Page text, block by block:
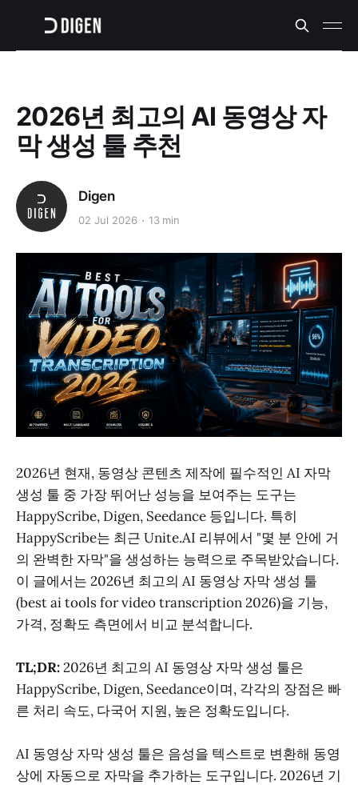
2026년 최고의 AI 동영상 자
막 생성 툴 추천
Digen
02 Jul 2026 13 min
2026년 현재, 동영상 콘텐츠 제작에 필수적인 AI 자막
생성 툴 중 가장 뛰어난 성능을 보여주는 도구는
HappyScribe, Digen, Seedance 등입니다. 특히
HappyScribe는 최근 Unite.AI 리뷰에서 "몇 분 안에 거
의 완벽한 자막"을 생성하는 능력으로 주목받았습니다.
이 글에서는 2026년 최고의 AI 동영상 자막 생성 툴
(best ai tools for video transcription 2026)을 기능,
가격, 정확도 측면에서 비교 분석합니다.
TL;DR:2026년 최고의 AI 동영상 자막 생성 툴은
HappyScribe, Digen, Seedance이며, 각각의 장점은 빠
른 처리 속도, 다국어 지원, 높은 정확도입니다.
AI 동영상 자막 생성 툴은 음성을 텍스트로 변환해 동영
상에 자동으로 자막을 추가하는 도구입니다. 2026년 기